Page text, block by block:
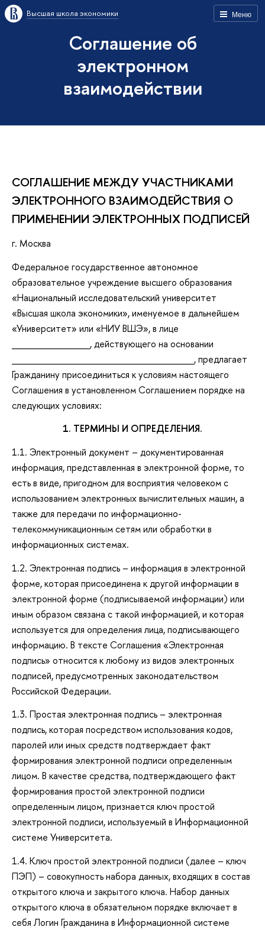
Меню
Высшая школа экономики
Соглашение об
электронном
взаимодействии
СОГЛАШЕНИЕ МЕЖДУ УЧАСТНИКАМИ
ЭЛЕКТРОННОГО ВЗАИМОДЕЙСТВИЯ О
ПРИМЕНЕНИИ ЭЛЕКТРОННЫХ ПОДПИСЕЙ
г. Москва
Федеральное государственное автономное
образовательное учреждение высшего образования
«Национальный исследовательский университет
«Высшая школа экономики», именуемое в дальнейшем
«Университет» или «НИУ ВШЭ», в лице
____________, действующего на основании
____________________________, предлагает
Гражданину присоединиться к условиям настоящего
Соглашения в установленном Соглашением порядке на
следующих условиях:
1. ТЕРМИНЫ И ОПРЕДЕЛЕНИЯ.
1.1. Электронный документ – документированная
информация, представленная в электронной форме, то
есть в виде, пригодном для восприятия человеком с
использованием электронных вычислительных машин, а
также для передачи по информационно-
телекоммуникационным сетям или обработки в
информационных системах.
1.2. Электронная подпись – информация в электронной
форме, которая присоединена к другой информации в
электронной форме (подписываемой информации) или
иным образом связана с такой информацией, и которая
используется для определения лица, подписывающего
информацию. В тексте Соглашения «Электронная
подпись» относится к любому из видов электронных
подписей, предусмотренных законодательством
Российской Федерации.
1.3. Простая электронная подпись – электронная
подпись, которая посредством использования кодов,
паролей или иных средств подтверждает факт
формирования электронной подписи определенным
лицом. В качестве средства, подтверждающего факт
формирования простой электронной подписи
определенным лицом, признается ключ простой
электронной подписи, используемый в Информационной
системе Университета.
1.4. Ключ простой электронной подписи (далее – ключ
ПЭП) – совокупность набора данных, входящих в состав
открытого ключа и закрытого ключа. Набор данных
открытого ключа в обязательном порядке включает в
себя Логин Гражданина в Информационной системе